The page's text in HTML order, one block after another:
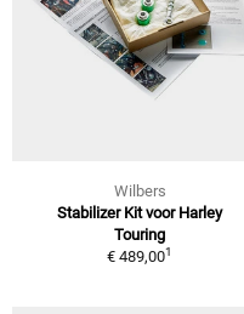
Wilbers
Stabilizer Kit voor Harley
Touring
€ 489,001